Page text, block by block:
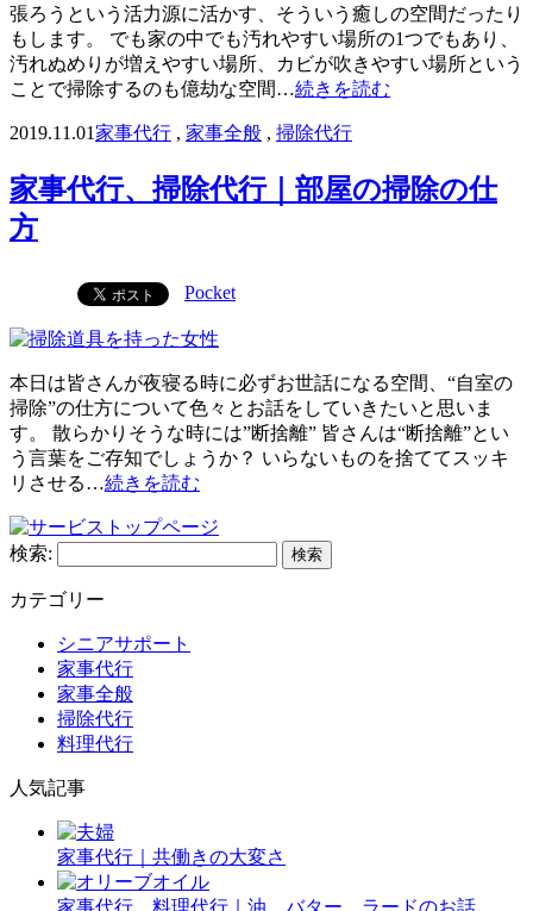
張ろうという活力源に活かす、そういう癒しの空間だったり
もします。 でも家の中でも汚れやすい場所の1つでもあり、
汚れぬめりが増えやすい場所、カビが吹きやすい場所という
ことで掃除するのも億劫な空間…続きを読む
2019.11.01家事代行 , 家事全般 , 掃除代行
家事代行、掃除代行｜部屋の掃除の仕
方
Pocket
本日は皆さんが夜寝る時に必ずお世話になる空間、“自室の
掃除”の仕方について色々とお話をしていきたいと思いま
す。 散らかりそうな時には”断捨離” 皆さんは“断捨離”とい
う言葉をご存知でしょうか？ いらないものを捨ててスッキ
リさせる…続きを読む
検索:
カテゴリー
シニアサポート
家事代行
家事全般
掃除代行
料理代行
人気記事
家事代行｜共働きの大変さ
家事代行、料理代行｜油、バター、ラードのお話